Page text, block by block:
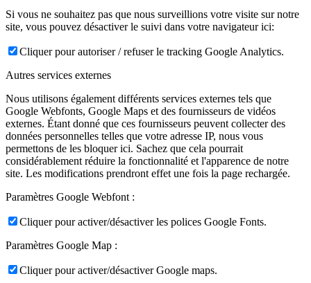
Si vous ne souhaitez pas que nous surveillions votre visite sur notre
site, vous pouvez désactiver le suivi dans votre navigateur ici:
Cliquer pour autoriser / refuser le tracking Google Analytics.
Autres services externes
Nous utilisons également différents services externes tels que
Google Webfonts, Google Maps et des fournisseurs de vidéos
externes. Étant donné que ces fournisseurs peuvent collecter des
données personnelles telles que votre adresse IP, nous vous
permettons de les bloquer ici. Sachez que cela pourrait
considérablement réduire la fonctionnalité et l'apparence de notre
site. Les modifications prendront effet une fois la page rechargée.
Paramètres Google Webfont :
Cliquer pour activer/désactiver les polices Google Fonts.
Paramètres Google Map :
Cliquer pour activer/désactiver Google maps.